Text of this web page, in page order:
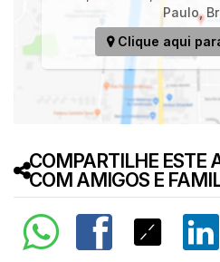
Paulo,
Clique aqui
COMPARTILHE ESTE
COM AMIGOS E